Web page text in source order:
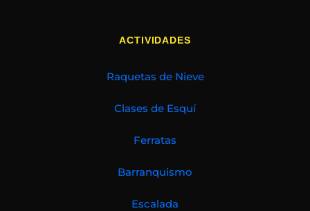
ACTIVIDADES
Raquetas de Nieve
Clases de Esquí
Ferratas
Barranquismo
Escalada